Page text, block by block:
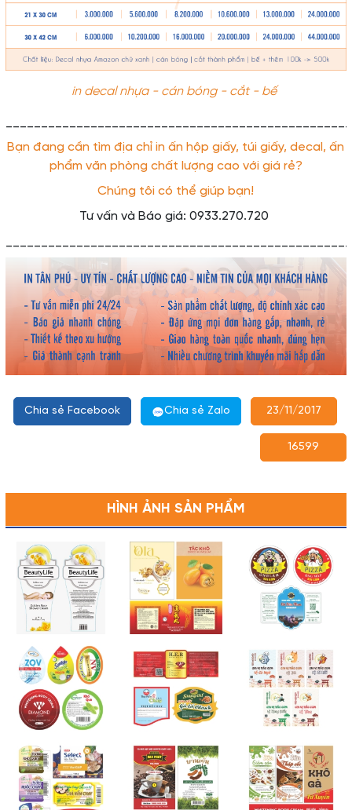
in decal nhựa - cán bóng - cắt - bế
Bạn đang cần tìm địa chỉ in ấn hộp giấy, túi giấy, decal, ấn
phẩm văn phòng chất lượng cao với giá rẻ?
Chúng tôi có thể giúp bạn!
Tư vấn và Báo giá: 0933.270.720
Chia sẻ Facebook Chia sẻ Zalo 23/11/2017
16599
HÌNH ẢNH SẢN PHẨM